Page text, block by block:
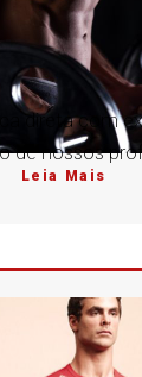
direta com
de nossos
Leia Mais